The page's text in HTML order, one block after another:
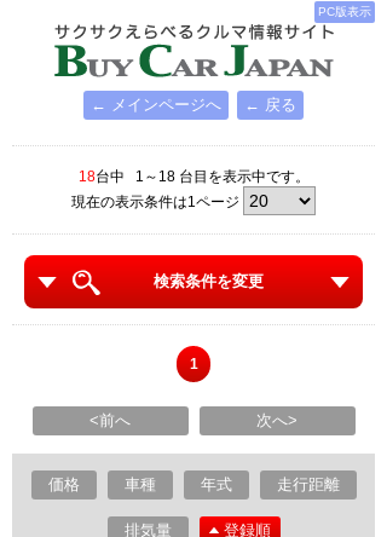
PC版表示
← メインページへ ← 戻る
18台中 1～18 台目を表示中です。
現在の表示条件は1ページ
検索条件を変更
1
<前へ 次へ>
価格 車種 年式 走行距離
排気量 登録順